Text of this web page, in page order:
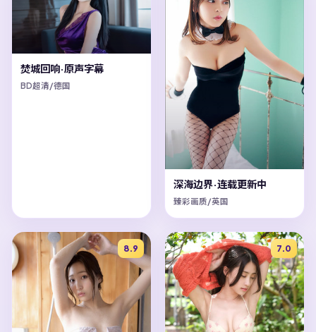
焚城回响·原声字幕
BD超清/德国
深海边界·连载更新中
臻彩画质/英国
8.9 7.0